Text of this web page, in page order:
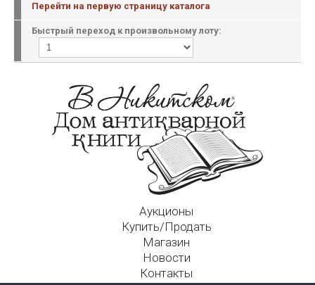
Перейти на первую страницу каталога
Быстрый переход к произвольному лоту:
Аукционы
Купить/Продать
Магазин
Новости
Контакты